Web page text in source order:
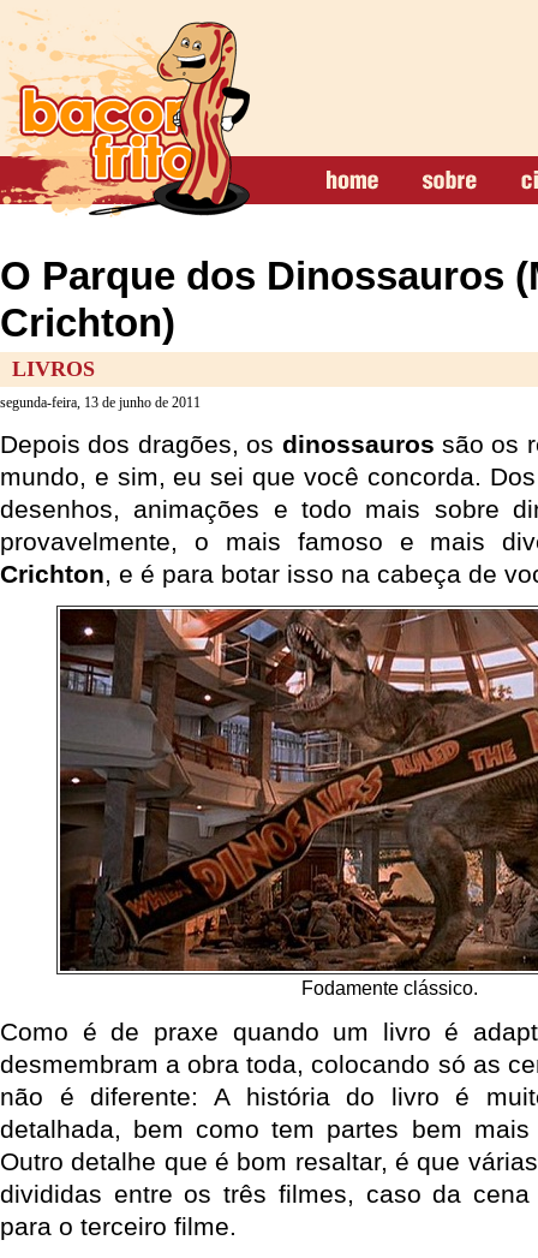
O Parque dos Dinossauros
Crichton)
LIVROS
segunda-feira, 13 de junho de 2011
Depois dos dragões, os dinossauros são os
mundo, e sim, eu sei que você concorda.
desenhos, animações e todo mais sobre
provavelmente, o mais famoso e mais
Crichton, e é para botar isso na cabeça de
Fodamente clássico.
Como é de praxe quando um livro é
desmembram a obra toda, colocando só as
não é diferente: A história do livro é
detalhada, bem como tem partes bem
Outro detalhe que é bom resaltar, é que
divididas entre os três filmes, caso da
para o terceiro filme.